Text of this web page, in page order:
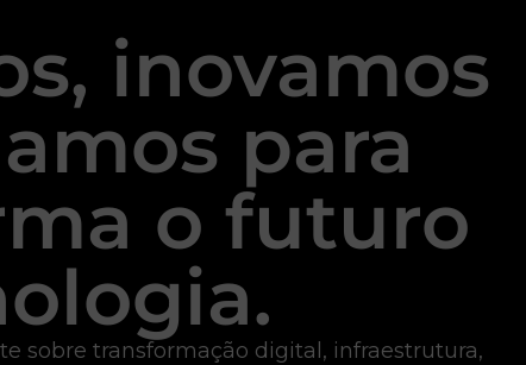
inovamos
para
o futuro
sobre transformação digital, infraestrutura,